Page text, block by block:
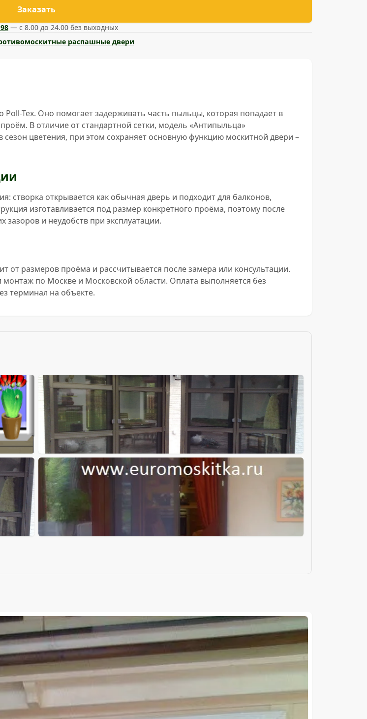
Заказать
— с 8.00 до 24.00 без выходных
распашные двери
Tex. Оно помогает задерживать часть пыльцы, которая попадает в
В отличие от стандартной сетки, модель «Антипыльца»
цветения, при этом сохраняет основную функцию москитной двери –
створка открывается как обычная дверь и подходит для балконов,
изготавливается под размер конкретного проёма, поэтому после
и неудобств при эксплуатации.
от размеров проёма и рассчитывается после замера или консультации.
по Москве и Московской области. Оплата выполняется без
терминал на объекте.